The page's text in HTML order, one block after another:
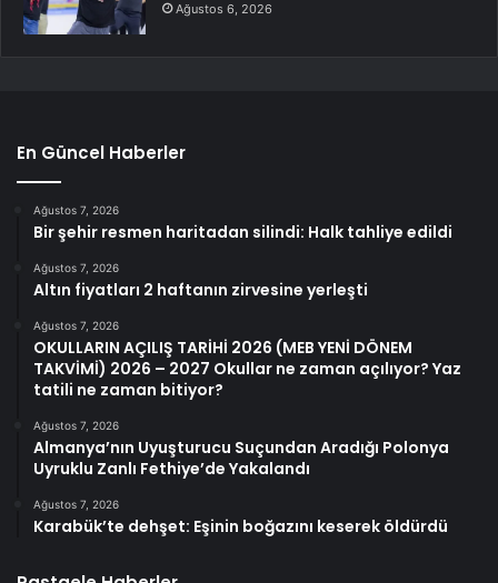
Ağustos 6, 2026
En Güncel Haberler
Ağustos 7, 2026
Bir şehir resmen haritadan silindi: Halk tahliye edildi
Ağustos 7, 2026
Altın fiyatları 2 haftanın zirvesine yerleşti
Ağustos 7, 2026
OKULLARIN AÇILIŞ TARİHİ 2026 (MEB YENİ DÖNEM
TAKVİMİ) 2026 – 2027 Okullar ne zaman açılıyor? Yaz
tatili ne zaman bitiyor?
Ağustos 7, 2026
Almanya’nın Uyuşturucu Suçundan Aradığı Polonya
Uyruklu Zanlı Fethiye’de Yakalandı
Ağustos 7, 2026
Karabük’te dehşet: Eşinin boğazını keserek öldürdü